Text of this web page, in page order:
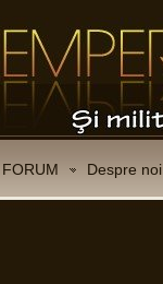
FORUM Despre noi